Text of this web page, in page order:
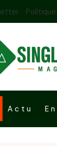
Actu